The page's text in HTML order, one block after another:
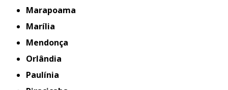
Marapoama
Marília
Mendonça
Orlândia
Paulínia